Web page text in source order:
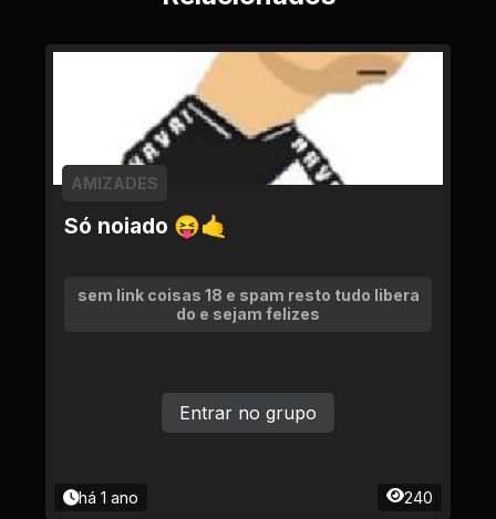
Só noiado 😝🤙
AMIZADES
sem link coisas 18 e spam resto tudo libera
do e sejam felizes
há 1 ano 240
Entrar no grupo